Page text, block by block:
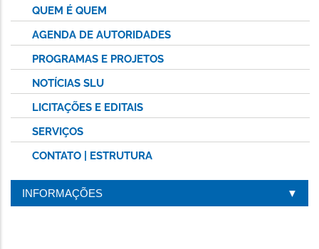
QUEM É QUEM
AGENDA DE AUTORIDADES
PROGRAMAS E PROJETOS
NOTÍCIAS SLU
LICITAÇÕES E EDITAIS
SERVIÇOS
CONTATO | ESTRUTURA
INFORMAÇÕES